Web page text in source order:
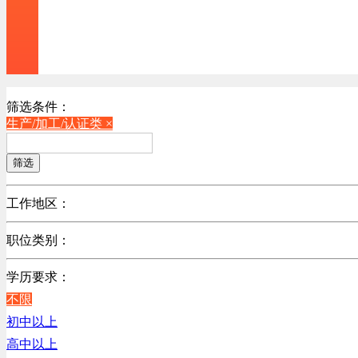
筛选条件：
生产/加工/认证类 ×
筛选
工作地区：
不限
北京
广东
江苏
陕西
浙江
职位类别：
不限
机械制造/仪器仪表类
计算机硬件类
销售管理类
计算机软件类
学历要求：
不限
初中以上
高中以上